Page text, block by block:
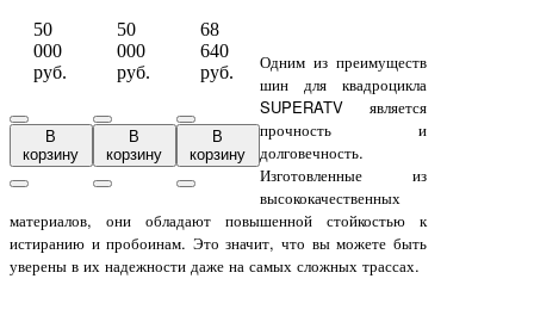
50
000
руб.
В
корзину
50
000
руб.
В
корзину
68
640
руб.
В
корзину
Одним из преимуществ
шин для квадроцикла
SUPERATV является
прочность и
долговечность.
Изготовленные из
высококачественных
материалов, они обладают повышенной стойкостью к
истиранию и пробоинам. Это значит, что вы можете быть
уверены в их надежности даже на самых сложных трассах.